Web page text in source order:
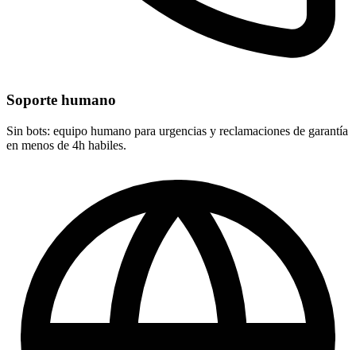
Soporte humano
Sin bots: equipo humano para urgencias y reclamaciones de garantía
en menos de 4h habiles.